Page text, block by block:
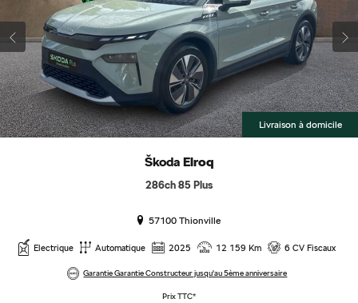
Livraison à domicile
Škoda Elroq
286ch 85 Plus
57100 Thionville
Electrique Automatique 2025 12 159 Km 6 CV Fiscaux
Garantie Garantie Constructeur jusqu'au 5ème anniversaire
Prix TTC*